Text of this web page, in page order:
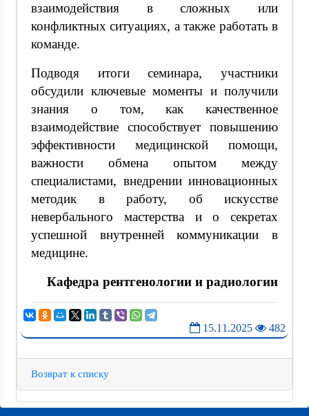
взаимодействия в сложных или
конфликтных ситуациях, а также работать в
команде.
Подводя итоги семинара, участники
обсудили ключевые моменты и получили
знания о том, как качественное
взаимодействие способствует повышению
эффективности медицинской помощи,
важности обмена опытом между
специалистами, внедрении инновационных
методик в работу, об искусстве
невербального мастерства и о секретах
успешной внутренней коммуникации в
медицине.
Кафедра рентгенологии и радиологии
15.11.2025 482
Возврат к списку